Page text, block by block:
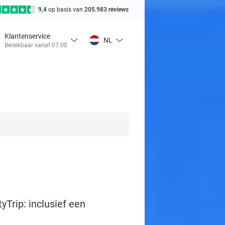
9,4 op basis van 205.983 reviews
Klantenservice
Bereikbaar vanaf 07:00
NL
inclusief een